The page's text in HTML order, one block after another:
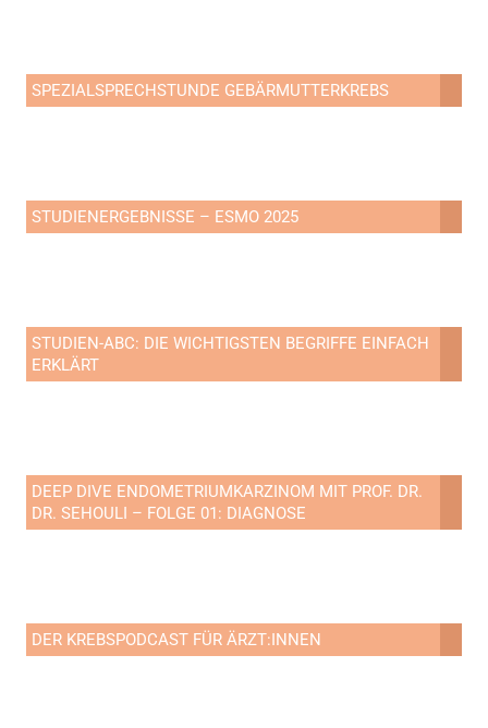
SPEZIALSPRECHSTUNDE GEBÄRMUTTERKREBS
STUDIENERGEBNISSE – ESMO 2025
STUDIEN-ABC: DIE WICHTIGSTEN BEGRIFFE EINFACH
ERKLÄRT
DEEP DIVE ENDOMETRIUMKARZINOM MIT PROF. DR.
DR. SEHOULI – FOLGE 01: DIAGNOSE
DER KREBSPODCAST FÜR ÄRZT:INNEN